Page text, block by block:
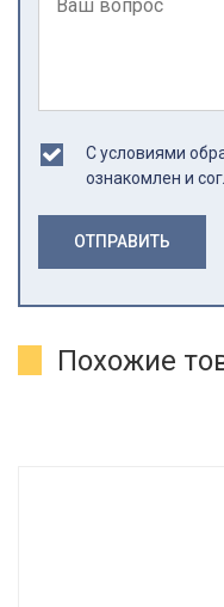
С условиями
ознакомлен и
ОТПРАВИТЬ
Похожие